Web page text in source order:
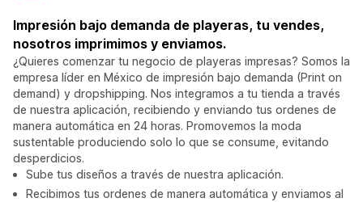
Impresión bajo demanda de playeras, tu vendes,
nosotros imprimimos y enviamos.
¿Quieres comenzar tu negocio de playeras impresas? Somos la
empresa líder en México de impresión bajo demanda (Print on
demand) y dropshipping. Nos integramos a tu tienda a través
de nuestra aplicación, recibiendo y enviando tus ordenes de
manera automática en 24 horas. Promovemos la moda
sustentable produciendo solo lo que se consume, evitando
desperdicios.
Sube tus diseños a través de nuestra aplicación.
Recibimos tus ordenes de manera automática y enviamos al